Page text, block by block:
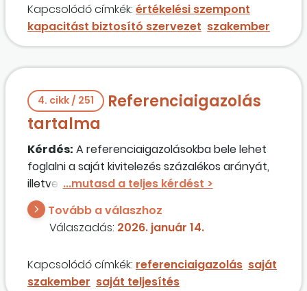
szervezetet?
Kapcsolódó címkék: értékelési szempont
kapacitást biztosító szervezet szakember
4. cikk / 251
Referenciaigazolás
tartalma
Kérdés: A referenciaigazolásokba bele lehet
foglalni a saját kivitelezés százalékos arányát,
illetve hogy saját szakember (felelős műszaki)
bevonásával megvalósult kivitelezés?
Tovább a válaszhoz
Válaszadás: 2026. január 14.
Kapcsolódó címkék: referenciaigazolás saját
szakember saját teljesítés